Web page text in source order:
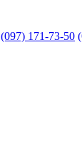
(097) 171-73-50